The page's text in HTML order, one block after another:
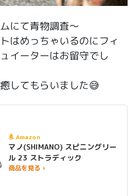
にて青物調査〜
はめっちゃいるのにフィ
イーターはお留守でし
してもらいました😅
Amazon
マノ(SHIMANO) スピニングリー
ル 23 ストラディック
商品を見る ›